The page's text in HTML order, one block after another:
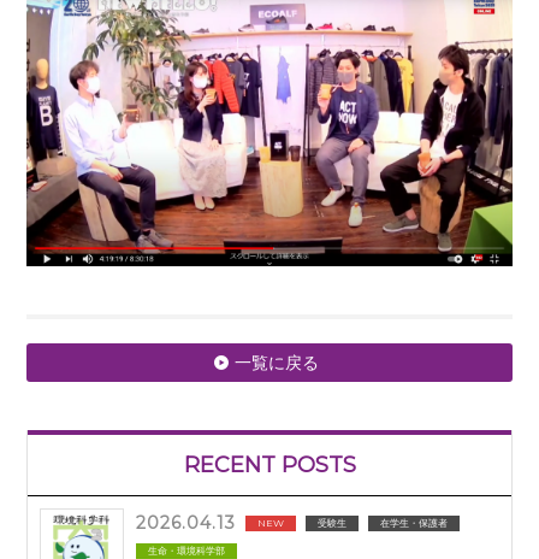
一覧に戻る
RECENT POSTS
2026.04.13 NEW 受験生 在学生・保護者
生命・環境科学部